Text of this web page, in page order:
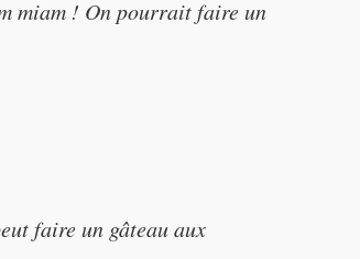
miam ! On pourrait faire un
make a raspberry cake!”
faire un gâteau aux